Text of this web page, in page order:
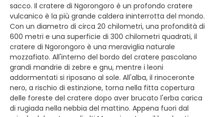
sacco. Il cratere di Ngorongoro è un profondo cratere
vulcanico è la più grande caldera ininterrotta del mondo.
Con un diametro di circa 20 chilometri, una profondità di
600 metri e una superficie di 300 chilometri quadrati, il
cratere di Ngorongoro è una meraviglia naturale
mozzafiato. All'interno del bordo del cratere pascolano
grandi mandrie di zebre e gnu, mentre i leoni
addormentati si riposano al sole. All'alba, il rinoceronte
nero, a rischio di estinzione, torna nella fitta copertura
delle foreste del cratere dopo aver brucato l'erba carica
di rugiada nella nebbia del mattino. Appena fuori dal